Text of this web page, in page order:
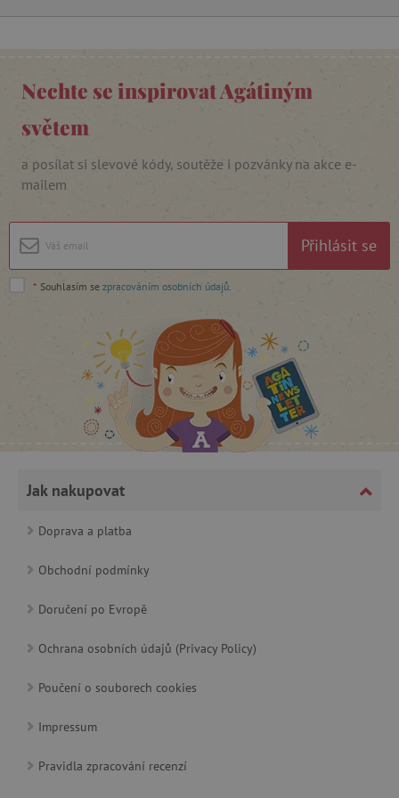
Nechte se inspirovat Agátiným
světem
a posílat si slevové kódy, soutěže i pozvánky na akce e-
mailem
Přihlásit se
* Souhlasím se zpracováním osobních údajů
Jak nakupovat
Doprava a platba
Obchodní podmínky
Doručení po Evropě
Ochrana osobních údajů (Privacy Policy)
Poučení o souborech cookies
Impressum
Pravidla zpracování recenzí
cjConsent